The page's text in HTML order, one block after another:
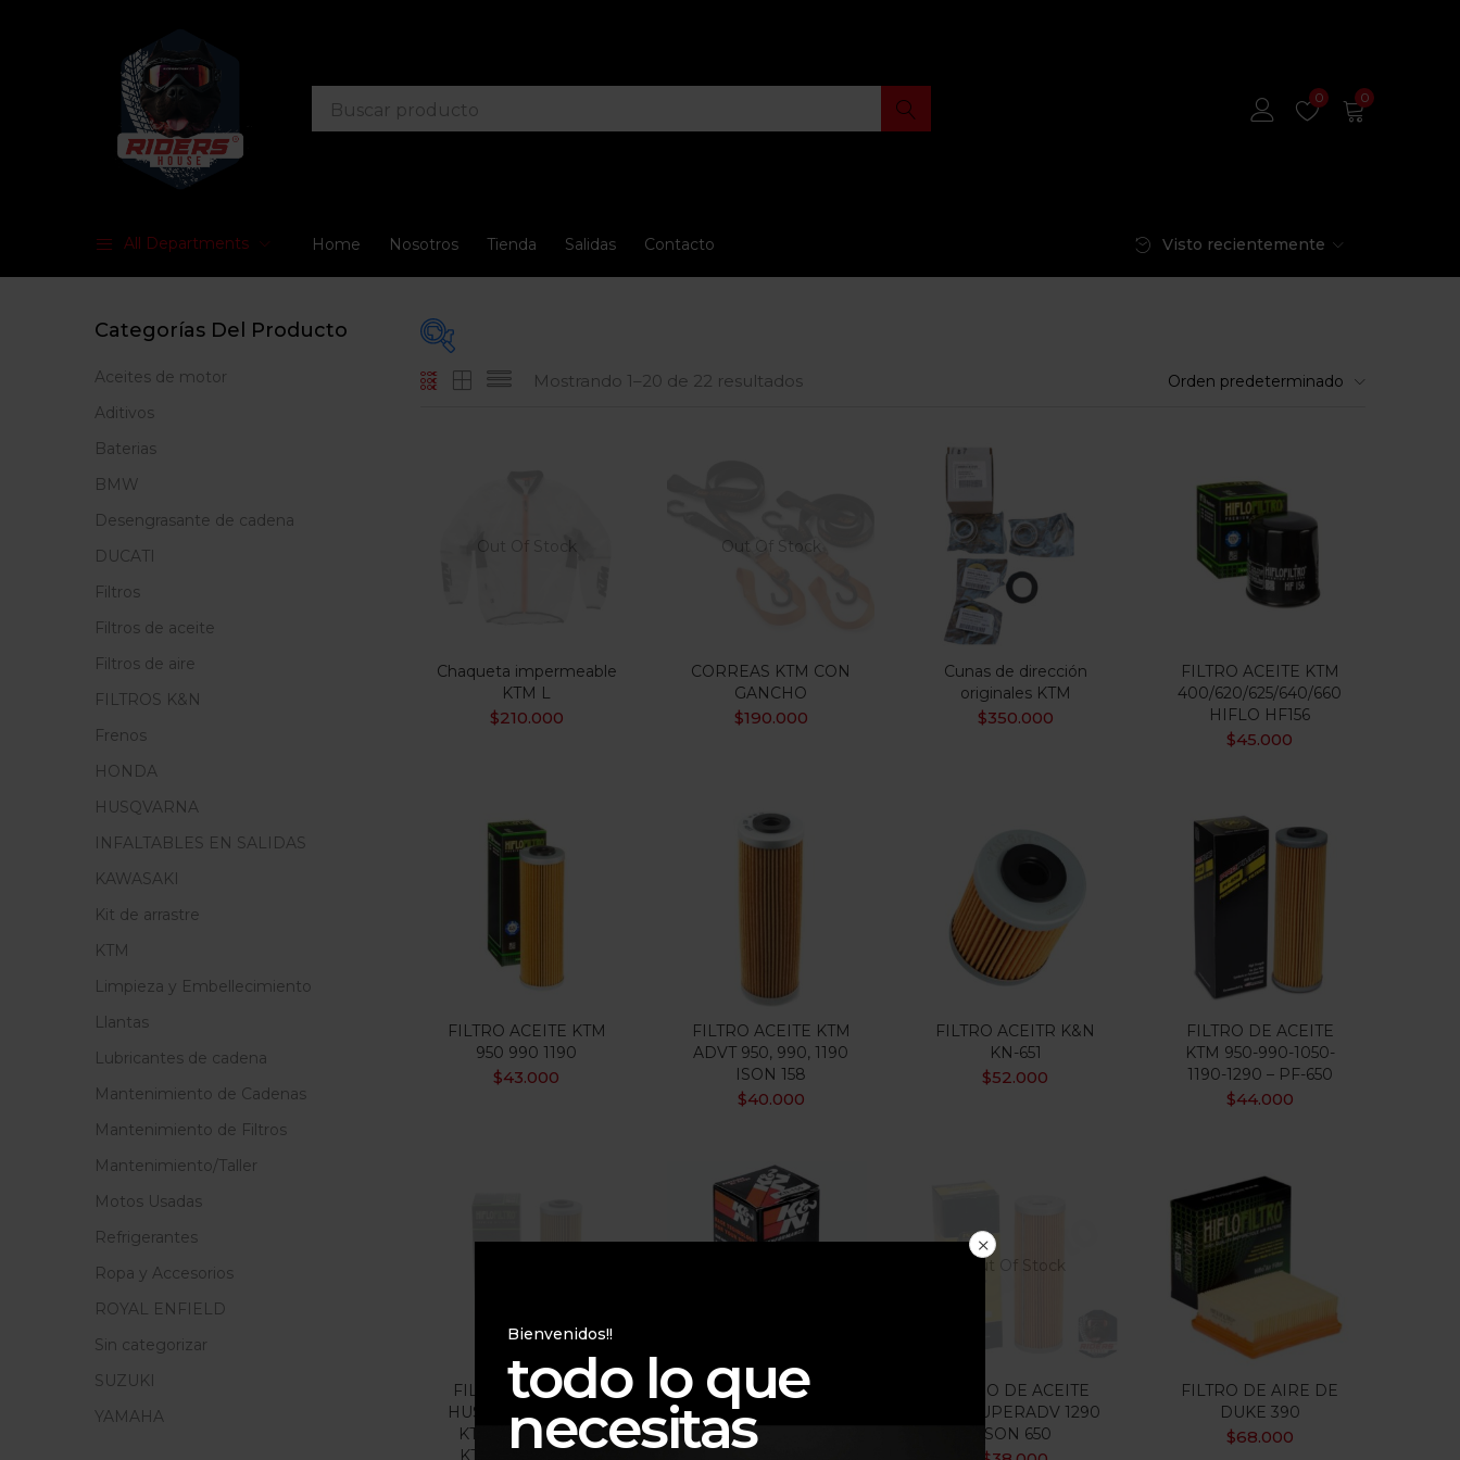
0 0
All Departments Home Nosotros Tienda Salidas Contacto Visto recientemente
Categorias
Mostrando 1–20 de 22 resultados Orden predeterminado
Out Of Stock
Chaqueta impermeable
KTM L
$210.000
Out Of Stock
CORREAS KTM CON
GANCHO
$190.000
Cunas de dirección
originales KTM
$350.000
FILTRO ACEITE KTM
400/620/625/640/660
HIFLO HF156
$45.000
FILTRO ACEITE KTM
950 990 1190
$43.000
FILTRO ACEITE KTM
ADVT 950, 990, 1190
ISON 158
$40.000
FILTRO ACEITR K&N
KN-651
$52.000
FILTRO DE ACEITE
KTM 950-990-1050-
1190-1290 – PF-650
$44.000
FILTRO DE ACEITE
HUSQVARNA FR450
KTM 450 KTM790
KTM890 KTM950
Filtro De Aceite K&N
$55.000
FILTRO DE ACEITE
KTM SUPERADV 1290
ISON 650
FILTRO DE AIRE DE
DUKE 390
$68.000
Categorías Del Producto
Aceites de motor
Aditivos
Baterias
BMW
Desengrasante de cadena
DUCATI
Filtros
Filtros de aceite
Filtros de aire
FILTROS K&N
Frenos
HONDA
HUSQVARNA
INFALTABLES EN SALIDAS
KAWASAKI
Kit de arrastre
KTM
Limpieza y Embellecimiento
Llantas
Lubricantes de cadena
Mantenimiento de Cadenas
Mantenimiento de Filtros
Mantenimiento/Taller
Motos Usadas
Refrigerantes
Ropa y Accesorios
ROYAL ENFIELD
Sin categorizar
SUZUKI
YAMAHA
Bienvenidos!!
todo lo que
necesitas